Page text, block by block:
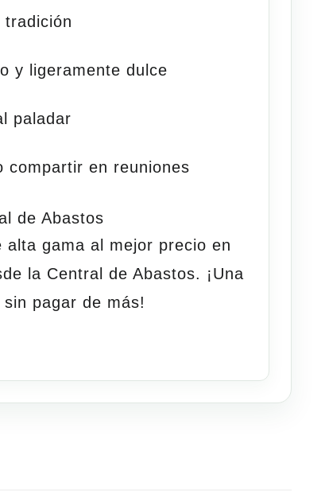
tradición
y ligeramente dulce
paladar
compartir en reuniones
de Abastos
alta gama al mejor precio en
la Central de Abastos. ¡Una
pagar de más!